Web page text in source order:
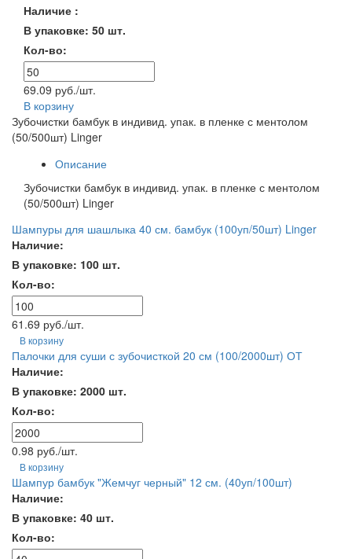
Наличие :
В упаковке: 50 шт.
Кол-во:
69.09 руб./шт.
В корзину
Зубочистки бамбук в индивид. упак. в пленке с ментолом
(50/500шт) Linger
Описание
Зубочистки бамбук в индивид. упак. в пленке с ментолом
(50/500шт) Linger
Шампуры для шашлыка 40 см. бамбук (100уп/50шт) Linger
Наличие:
В упаковке: 100 шт.
Кол-во:
61.69 руб./шт.
В корзину
Палочки для суши с зубочисткой 20 см (100/2000шт) ОТ
Наличие:
В упаковке: 2000 шт.
Кол-во:
0.98 руб./шт.
В корзину
Шампур бамбук "Жемчуг черный" 12 см. (40уп/100шт)
Наличие:
В упаковке: 40 шт.
Кол-во: